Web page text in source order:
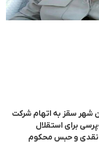
شهر سقز بە اتهام شرکت
برای استقلال
نقدی و حبس محکوم